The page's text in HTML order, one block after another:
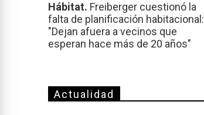
Hábitat. Freiberger cuestionó la
falta de planificación habitacional:
"Dejan afuera a vecinos que
esperan hace más de 20 años"
Actualidad